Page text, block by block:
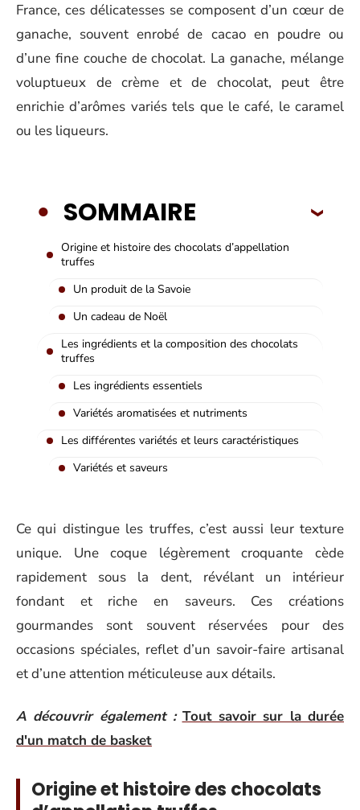
France, ces délicatesses se composent d’un cœur de
ganache, souvent enrobé de cacao en poudre ou
d’une fine couche de chocolat. La ganache, mélange
voluptueux de crème et de chocolat, peut être
enrichie d’arômes variés tels que le café, le caramel
ou les liqueurs.
SOMMAIRE
Origine et histoire des chocolats d’appellation
truffes
Un produit de la Savoie
Un cadeau de Noël
Les ingrédients et la composition des chocolats
truffes
Les ingrédients essentiels
Variétés aromatisées et nutriments
Les différentes variétés et leurs caractéristiques
Variétés et saveurs
Ce qui distingue les truffes, c’est aussi leur texture
unique. Une coque légèrement croquante cède
rapidement sous la dent, révélant un intérieur
fondant et riche en saveurs. Ces créations
gourmandes sont souvent réservées pour des
occasions spéciales, reflet d’un savoir-faire artisanal
et d’une attention méticuleuse aux détails.
A découvrir également : Tout savoir sur la durée
d'un match de basket
Origine et histoire des chocolats